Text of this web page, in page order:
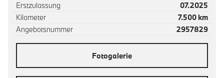
Erstzulassung
07.2025
Kilometer
7.500 km
Angebotsnummer
2957829
Fotogalerie